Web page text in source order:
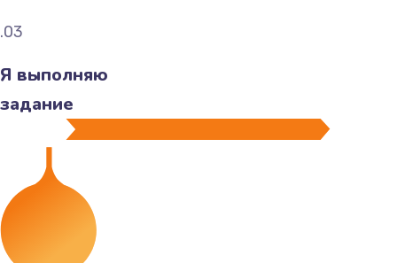
.03
Я выполняю
задание